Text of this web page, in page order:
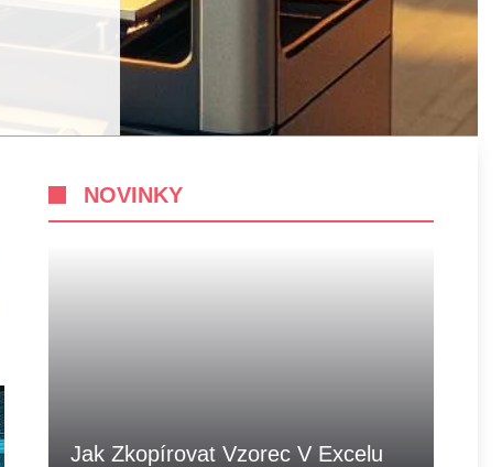
NOVINKY
Jak Zkopírovat Vzorec V Excelu